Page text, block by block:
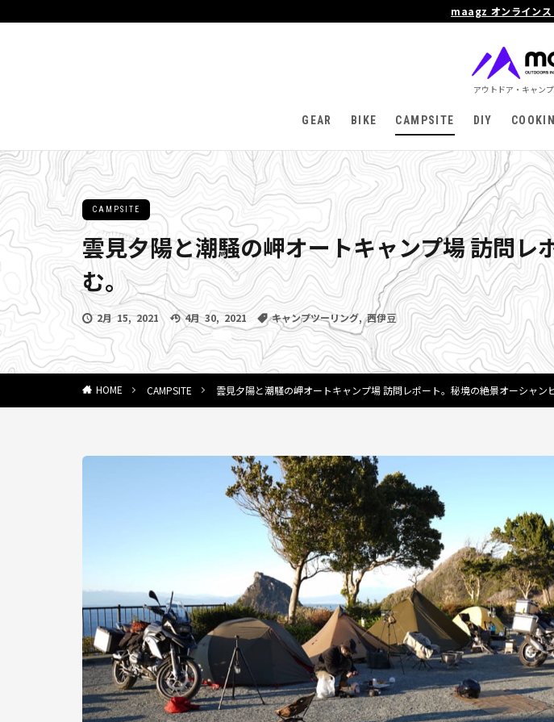
maagz オンラインス
アウトドア・キャン
GEAR BIKE CAMPSITE DIY
CAMPSITE
雲見夕陽と潮騒の岬オートキャンプ場 訪問
む。
2月 15, 2021 4月 30, 2021 キャンプツーリング ,西伊豆
HOME CAMPSITE 雲見夕陽と潮騒の岬オートキャンプ場 訪問レポート。秘境の絶景オーシャン